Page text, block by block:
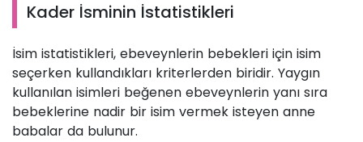
Kader İsminin İstatistikleri
İsim istatistikleri, ebeveynlerin bebekleri için isim
seçerken kullandıkları kriterlerden biridir. Yaygın
kullanılan isimleri beğenen ebeveynlerin yanı sıra
bebeklerine nadir bir isim vermek isteyen anne
babalar da bulunur.